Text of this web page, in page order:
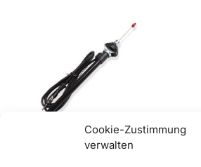
Cookie-Zustimmung
verwalten